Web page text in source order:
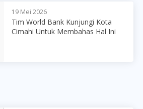
19 Mei 2026
Tim World Bank Kunjungi Kota
Cimahi Untuk Membahas Hal Ini